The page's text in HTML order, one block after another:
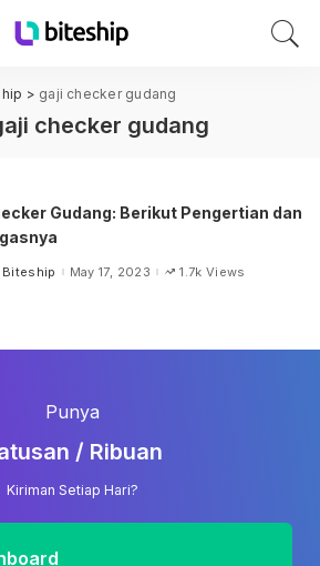
> gaji checker gudang
checker gudang
Gudang: Berikut Pengertian dan
Biteship May 17, 2023 1.7k Views
Punya
/ Ribuan
Kiriman Setiap Hari?